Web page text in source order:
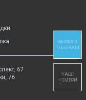
67
76
ЗВ'ЯЗОК У
TELEGRAM
НАШІ
НОМЕРИ